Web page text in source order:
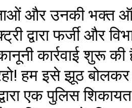
और उनकी भक्त
द्वारा फर्जी और
कार्रवाई शुरू की
हम इसे झूठ
एक पुलिस